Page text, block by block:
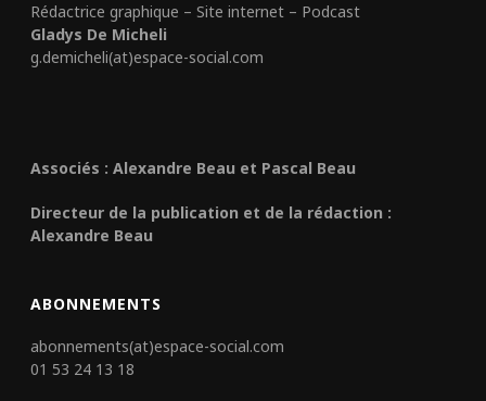
Rédactrice graphique – Site internet – Podcast
Gladys De Micheli
g.demicheli(at)espace-social.com
Associés : Alexandre Beau et Pascal Beau
Directeur de la publication et de la rédaction :
Alexandre Beau
ABONNEMENTS
abonnements(at)espace-social.com
01 53 24 13 18